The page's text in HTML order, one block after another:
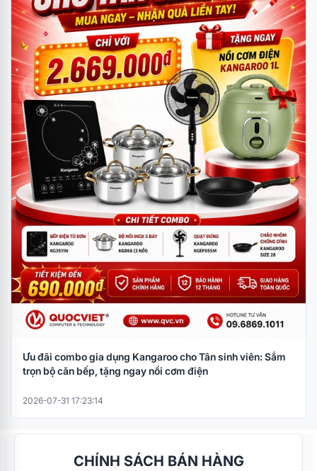
Ưu đãi combo gia dụng Kangaroo cho Tân sinh viên: Sắm
trọn bộ căn bếp, tặng ngay nồi cơm điện
2026-07-31 17:23:14
CHÍNH SÁCH BÁN HÀNG